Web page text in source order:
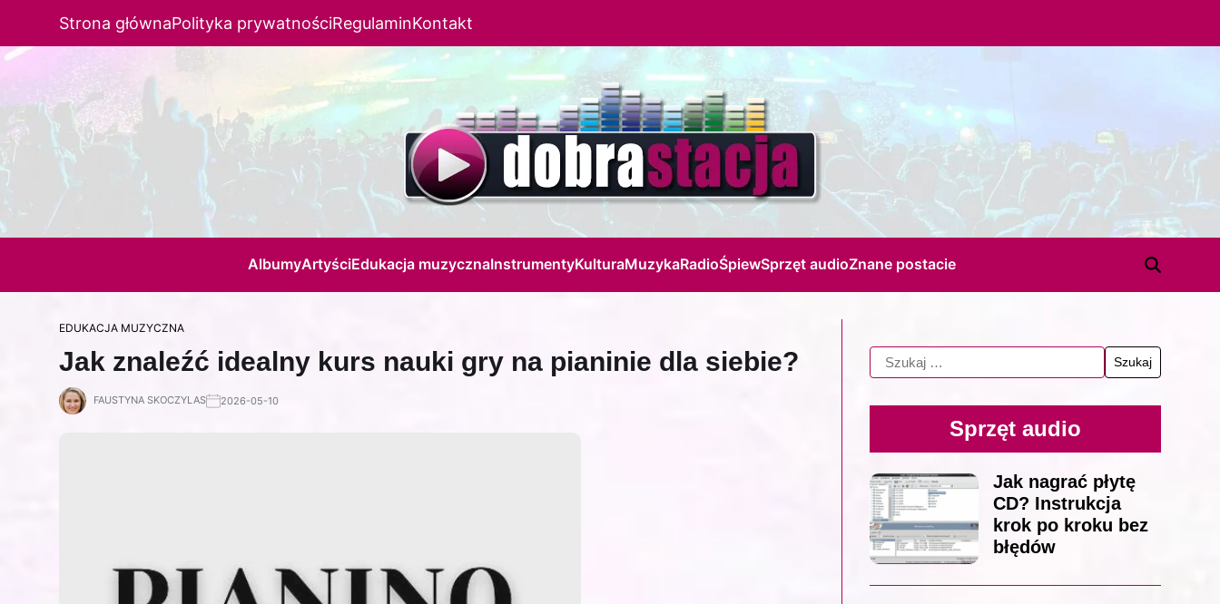
Strona głównaPolityka prywatnościRegulaminKontakt
AlbumyArtyściEdukacja muzycznaInstrumentyKulturaMuzykaRadioŚpiewSprzęt audioZnane postacie
EDUKACJA MUZYCZNA
Jak znaleźć idealny kurs nauki gry na pianinie dla siebie?
FAUSTYNA SKOCZYLAS 2026-05-10
Sprzęt audio
Jak nagrać płytę
CD? Instrukcja
krok po kroku bez
błędów